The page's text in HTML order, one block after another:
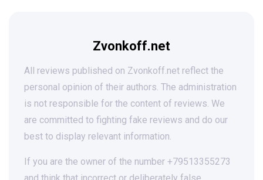
Zvonkoff.net
All reviews published on Zvonkoff.net reflect the
personal opinion of their authors. The administration
is not responsible for the content of reviews. We
are committed to fighting fake reviews and do our
best to display relevant information.
If you are the owner of the number +79513355273